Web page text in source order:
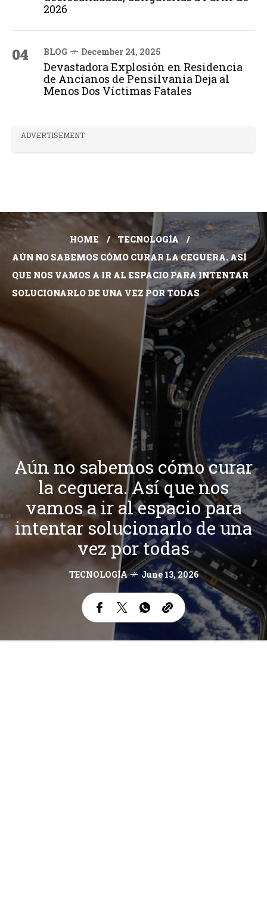
2026
04 BLOG December 24, 2025
Devastadora Explosión en Residencia
de Ancianos de Pensilvania Deja al
Menos Dos Víctimas Fatales
ADVERTISEMENT
HOME
TECNOLOGÍA
AÚN NO SABEMOS CÓMO CURAR LA CEGUERA. ASÍ
QUE NOS VAMOS A IR AL ESPACIO PARA INTENTAR
SOLUCIONARLO DE UNA VEZ POR TODAS
Aún no sabemos cómo curar
la ceguera. Así que nos
vamos a ir al espacio para
intentar solucionarlo de una
vez por todas
TECNOLOGÍA June 13, 2026